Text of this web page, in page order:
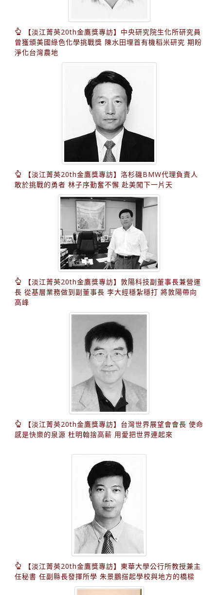
【淡江菁英20th金鷹獎專訪】中央研究院生化所研究員
曾獲頒美國綠色化學挑戰獎 陳水田埋首有機稻米研究 期盼
淨化台灣農地
【淡江菁英20th金鷹獎專訪】洛杉磯BMW代理負責人
敢於挑戰的勇者 林子序勤奮不懈 赴美闖下一片天
【淡江菁英20th金鷹獎專訪】敦陽科技副董事長兼營運
長 從基層業務做到副董事長 李大經穩紮穩打 將敦陽帶向
高峰
【淡江菁英20th金鷹獎專訪】台灣世界展望會會長 使命
感是快樂的泉源 杜明翰捨高薪 用愛把世界連起來
【淡江菁英20th金鷹獎專訪】東華大學公行所教授兼主
任秘書 任副縣長發揮所學 朱景鵬搭起學校與地方的橋樑